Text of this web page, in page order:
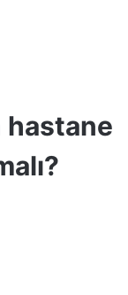
hastane